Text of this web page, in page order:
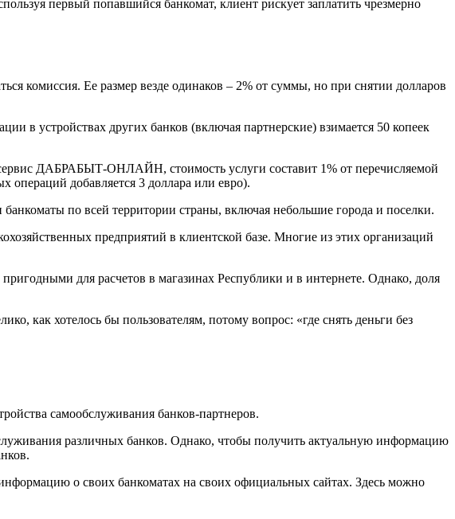
первый попавшийся банкомат, клиент рискует заплатить чрезмерно
комиссия. Ее размер везде одинаков – 2% от суммы, но при снятии долларов
в устройствах других банков (включая партнерские) взимается 50 копеек
сервис ДАБРАБЫТ-ОНЛАЙН, стоимость услуги составит 1% от перечисляемой
добавляется 3 доллара или евро).
по всей территории страны, включая небольшие города и поселки.
предприятий в клиентской базе. Многие из этих организаций
для расчетов в магазинах Республики и в интернете. Однако, доля
как хотелось бы пользователям, потому вопрос: «где снять деньги без
самообслуживания банков-партнеров.
различных банков. Однако, чтобы получить актуальную информацию
о своих банкоматах на своих официальных сайтах. Здесь можно